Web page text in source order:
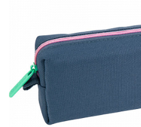
SCHOOL STANDARD
SKYNAME
РОЗПРОДАЖ